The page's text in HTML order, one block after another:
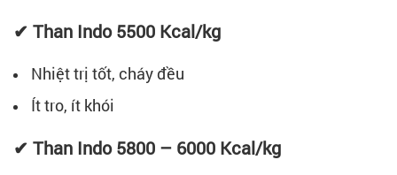
✔ Than Indo 5500 Kcal/kg
Nhiệt trị tốt, cháy đều
Ít tro, ít khói
✔ Than Indo 5800 – 6000 Kcal/kg